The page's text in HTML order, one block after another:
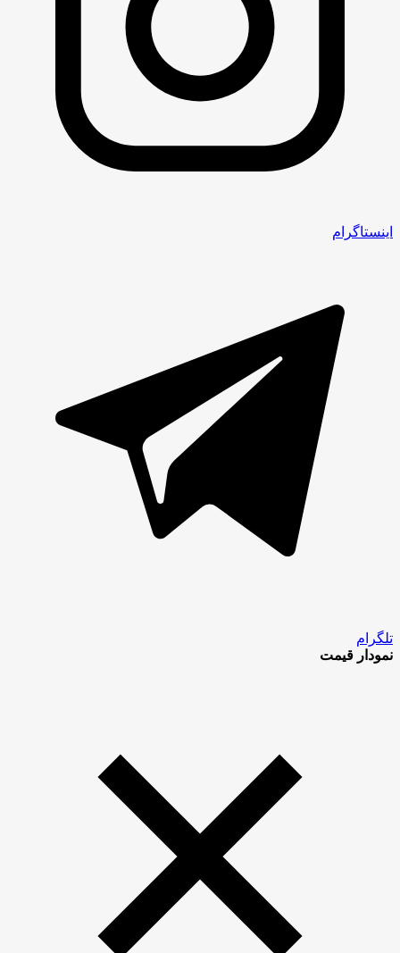
اینستاگرام
تلگرام
نمودار قیمت